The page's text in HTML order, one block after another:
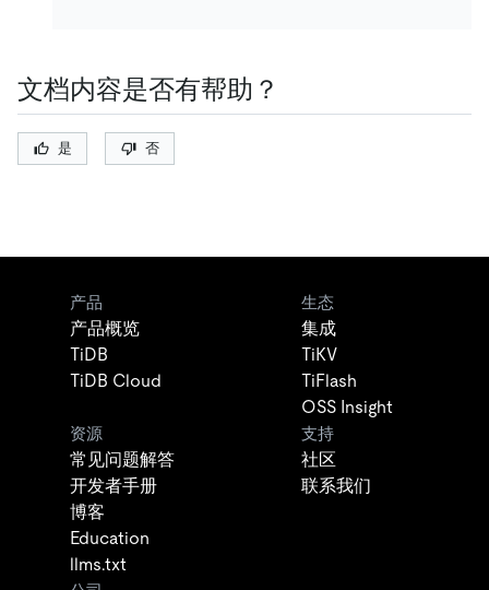
文档内容是否有帮助？
是 否
产品
产品概览
TiDB
TiDB Cloud
生态
集成
TiKV
TiFlash
OSS Insight
资源
常见问题解答
开发者手册
博客
Education
llms.txt
支持
社区
联系我们